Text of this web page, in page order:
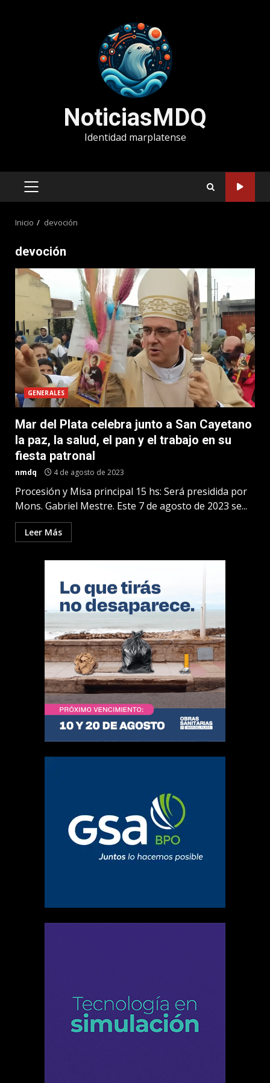
NoticiasMDQ
Identidad marplatense
MENÚ
Inicio devoción
devoción
GENERALES
Mar del Plata celebra junto a San Cayetano
la paz, la salud, el pan y el trabajo en su
fiesta patronal
nmdq 4 de agosto de 2023
Procesión y Misa principal 15 hs: Será presidida por
Mons. Gabriel Mestre. Este 7 de agosto de 2023 se...
Leer Más